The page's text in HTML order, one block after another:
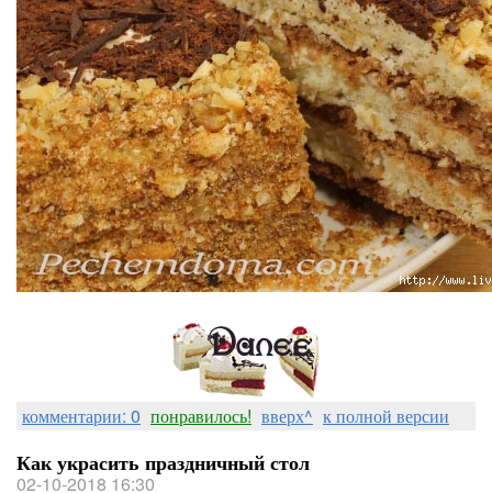
комментарии: 0 понравилось! вверх^ к полной версии
Как украсить праздничный стол
02-10-2018 16:30